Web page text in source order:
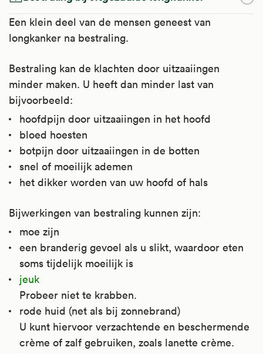
Een klein deel van de mensen geneest van
longkanker na bestraling.
Bestraling kan de klachten door uitzaaiingen
minder maken. U heeft dan minder last van
bijvoorbeeld:
hoofdpijn door uitzaaiingen in het hoofd
bloed hoesten
botpijn door uitzaaiingen in de botten
snel of moeilijk ademen
het dikker worden van uw hoofd of hals
Bijwerkingen van bestraling kunnen zijn:
moe zijn
een branderig gevoel als u slikt, waardoor eten
soms tijdelijk moeilijk is
jeuk
Probeer niet te krabben.
rode huid (net als bij zonnebrand)
U kunt hiervoor verzachtende en beschermende
crème of zalf gebruiken, zoals lanette crème.